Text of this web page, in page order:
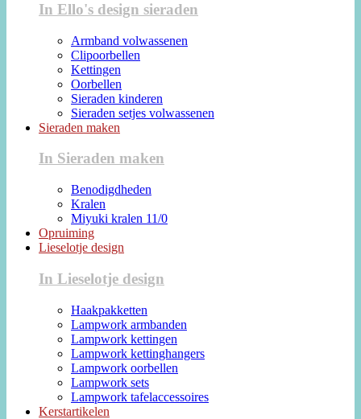
In Ello's design sieraden
Armband volwassenen
Clipoorbellen
Kettingen
Oorbellen
Sieraden kinderen
Sieraden setjes volwassenen
Sieraden maken
In Sieraden maken
Benodigdheden
Kralen
Miyuki kralen 11/0
Opruiming
Lieselotje design
In Lieselotje design
Haakpakketten
Lampwork armbanden
Lampwork kettingen
Lampwork kettinghangers
Lampwork oorbellen
Lampwork sets
Lampwork tafelaccessoires
Kerstartikelen